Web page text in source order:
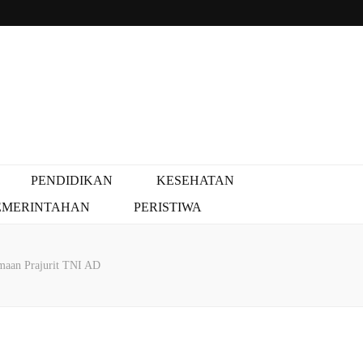
PENDIDIKAN
KESEHATAN
PERISTIWA
Prajurit TNI AD